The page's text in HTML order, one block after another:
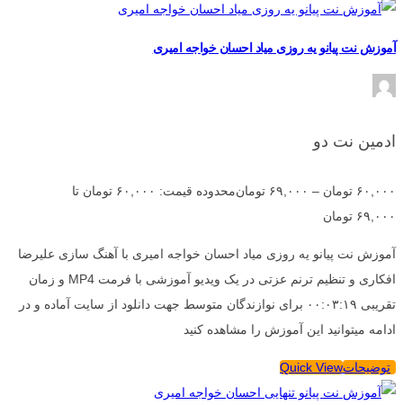
آموزش نت پیانو یه روزی میاد احسان خواجه امیری
ادمین نت دو
۶۰,۰۰۰ تومان – ۶۹,۰۰۰ تومان
محدوده قیمت: ۶۰,۰۰۰ تومان تا
۶۹,۰۰۰ تومان
آموزش نت پیانو یه روزی میاد احسان خواجه امیری با آهنگ سازی علیرضا
افکاری و تنظیم ترنم عزتی در یک ویدیو آموزشی با فرمت MP4 و زمان
تقریبی ۰۰:۰۳:۱۹ برای نوازندگان متوسط جهت دانلود از سایت آماده و در
ادامه میتوانید این آموزش را مشاهده کنید
توضیحاتQuick View